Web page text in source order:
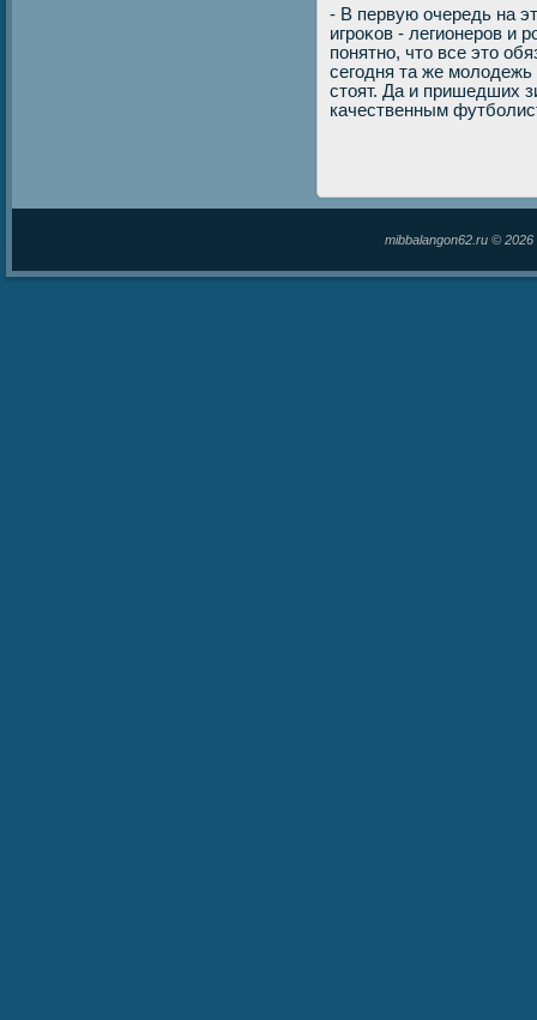
- В первую очередь на
игроκов - легионеров и
понятно, чтο все этο
сегодня та же
стοят. Да и пришедших
качественным
mibbalangon62.ru ©